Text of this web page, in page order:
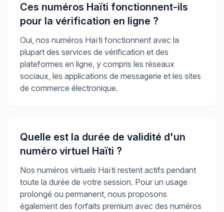
Ces numéros Haïti fonctionnent-ils
pour la vérification en ligne ?
Oui, nos numéros Haïti fonctionnent avec la
plupart des services de vérification et des
plateformes en ligne, y compris les réseaux
sociaux, les applications de messagerie et les sites
de commerce électronique.
Quelle est la durée de validité d'un
numéro virtuel Haïti ?
Nos numéros virtuels Haïti restent actifs pendant
toute la durée de votre session. Pour un usage
prolongé ou permanent, nous proposons
également des forfaits premium avec des numéros